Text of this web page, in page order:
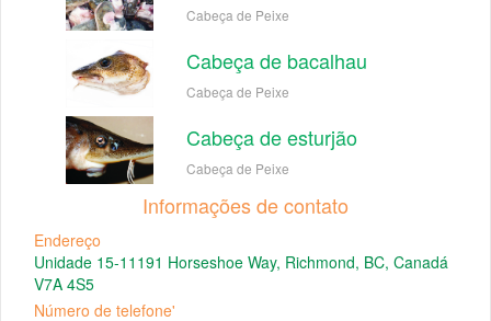
Cabeça de Peixe
Cabeça de bacalhau
Cabeça de Peixe
Cabeça de esturjão
Cabeça de Peixe
Informações de contato
Endereço
Unidade 15-11191 Horseshoe Way, Richmond, BC, Canadá
V7A 4S5
Número de telefone'